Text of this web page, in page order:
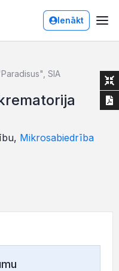
Ienākt
SIA
Mikrosabiedrība